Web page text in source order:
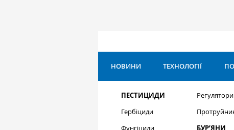
НОВИНИ ТЕХНОЛОГІЇ
ПЕСТИЦИДИ
Гербіциди